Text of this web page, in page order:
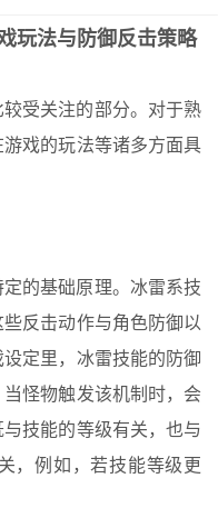
玩法与防御反击策略
受关注的部分。对于熟
戏的玩法等诸多方面具
的基础原理。冰雷系技
反击动作与角色防御以
定里，冰雷技能的防御
怪物触发该机制时，会
技能的等级有关，也与
，例如，若技能等级更